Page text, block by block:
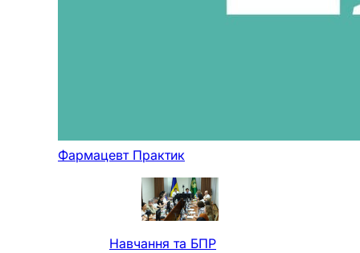
Фармацевт Практик
Навчання та БПР